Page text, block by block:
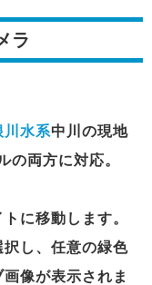
ラ
川水系中川の現地
の両方に対応。
に移動します。
択し、任意の緑色
像が表示されま